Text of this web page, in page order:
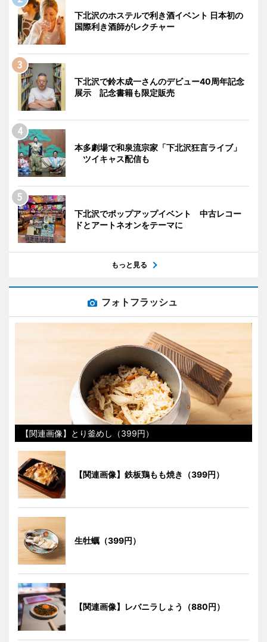
下北沢のホステルで利き酒イベント 日本初の
国際利き酒師がレクチャー
下北沢で鈴木成一さんのデビュー40周年記念
展示 記念書籍も限定販売
本多劇場で和泉流宗家「下北沢狂言ライブ」
ツイキャス配信も
下北沢でポップアップイベント 中古レコー
ドとアートネオンをテーマに
もっと見る
フォトフラッシュ
【関連画像】とり釜めし（399円）
【関連画像】鉄板鶏もも焼き（399円）
生牡蠣（399円）
【関連画像】レバニラしょう（880円）